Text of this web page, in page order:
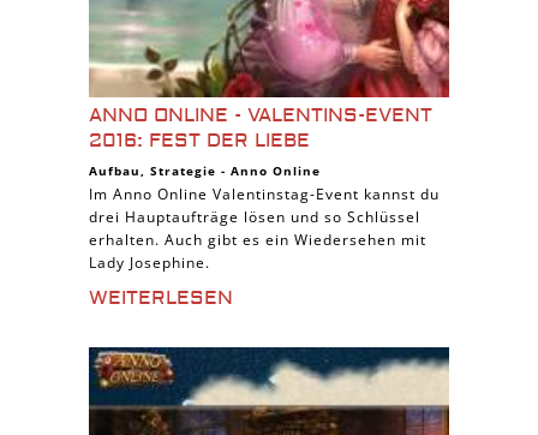
ANNO ONLINE - VALENTINS-EVENT
2016: FEST DER LIEBE
Aufbau, Strategie - Anno Online
Im Anno Online Valentinstag-Event kannst du
drei Hauptaufträge lösen und so Schlüssel
erhalten. Auch gibt es ein Wiedersehen mit
Lady Josephine.
WEITERLESEN